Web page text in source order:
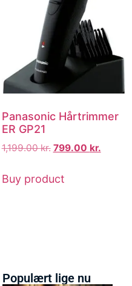
Panasonic Hårtrimmer
ER GP21
1,199.00kr. 799.00 kr.
Buy product
Populært lige nu